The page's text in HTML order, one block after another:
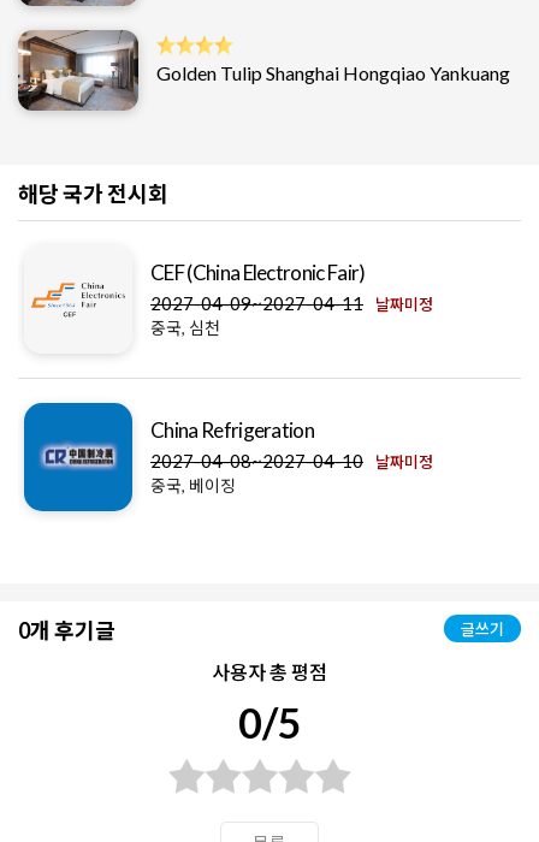
Golden Tulip Shanghai Hongqiao Yankuang
해당 국가 전시회
CEF (China Electronic Fair)
2027-04-09~2027-04-11 날짜미정
중국, 심천
China Refrigeration
2027-04-08~2027-04-10 날짜미정
중국, 베이징
0개 후기글 글쓰기
사용자 총 평점
0/5